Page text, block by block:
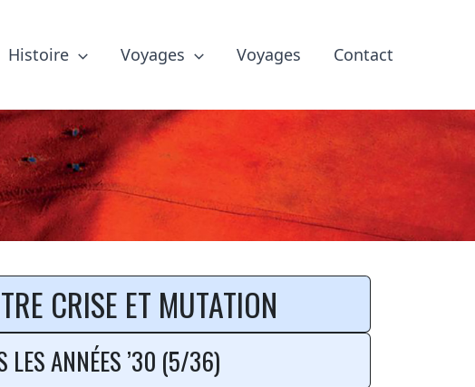
Histoire Voyages Voyages Contact
CRISE ET MUTATION
LES ANNÉES ’30 (5/36)